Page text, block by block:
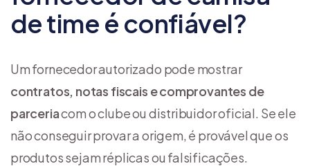
de time é confiável?
Um fornecedor autorizado pode mostrar
contratos, notas fiscais e comprovantes de
parceriacom o clube ou distribuidor oficial. Se ele
não conseguir provar a origem, é provável que os
produtos sejam réplicas ou falsificações.